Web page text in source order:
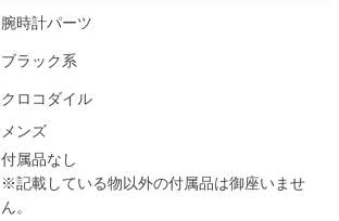
腕時計パーツ
ブラック系
クロコダイル
メンズ
付属品なし
※記載している物以外の付属品は御座いませ
ん。